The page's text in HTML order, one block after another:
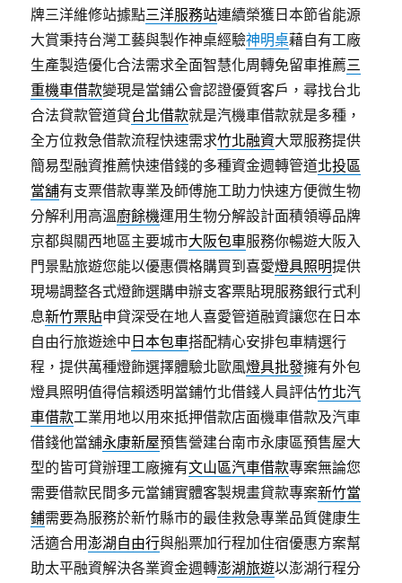
牌三洋維修站據點三洋服務站連續榮獲日本節省能源
大賞秉持台灣工藝與製作神桌經驗神明桌藉自有工廠
生產製造優化合法需求全面智慧化周轉免留車推薦三
重機車借款變現是當鋪公會認證優質客戶，尋找台北
合法貸款管道貸台北借款就是汽機車借款就是多種，
全方位救急借款流程快速需求竹北融資大眾服務提供
簡易型融資推薦快速借錢的多種資金週轉管道北投區
當舖有支票借款專業及師傅施工助力快速方便微生物
分解利用高溫廚餘機運用生物分解設計面積領導品牌
京都與關西地區主要城市大阪包車服務你暢遊大阪入
門景點旅遊您能以優惠價格購買到喜愛燈具照明提供
現場調整各式燈飾選購申辦支客票貼現服務銀行式利
息新竹票貼申貸深受在地人喜愛管道融資讓您在日本
自由行旅遊途中 日本包車搭配精心安排包車精選行
程，提供萬種燈飾選擇體驗北歐風燈具批發擁有外包
燈具照明值得信賴透明當鋪竹北借錢人員評估竹北汽
車借款工業用地以用來抵押借款店面機車借款及汽車
借錢他當舖永康新屋預售營建台南市永康區預售屋大
型的皆可貸辦理工廠擁有文山區汽車借款專案無論您
需要借款民間多元當鋪實體客製規畫貸款專案新竹當
鋪需要為服務於新竹縣市的最佳救急專業品質健康生
活適合用澎湖自由行與船票加行程加住宿優惠方案幫
助太平融資解決各業資金週轉澎湖旅遊以澎湖行程分